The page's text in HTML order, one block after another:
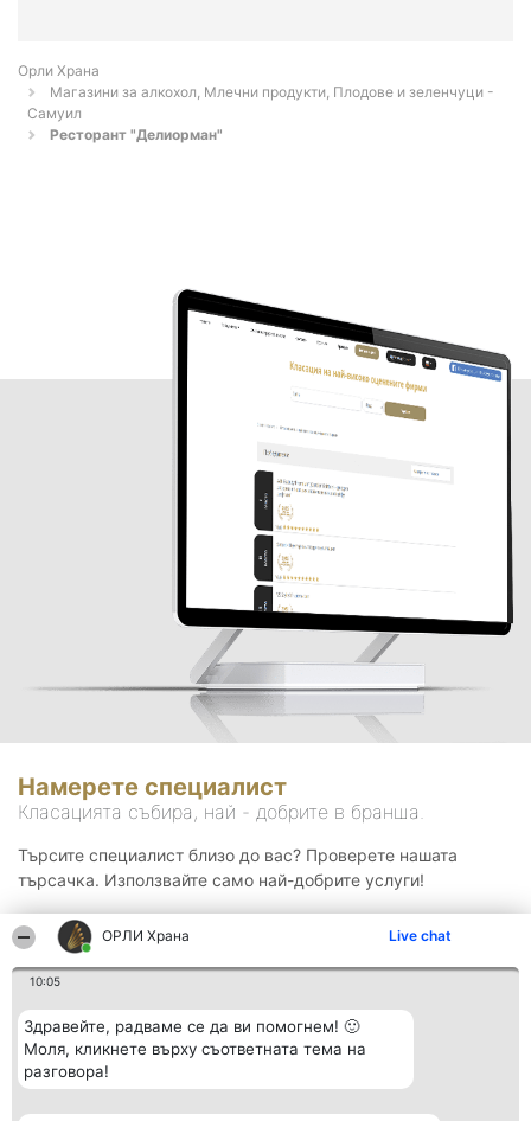
ОРЛИ Храна Live chat
10:05
Здравейте, радваме се да ви помогнем! 🙂
Моля, кликнете върху съответната тема на
разговора!
Орли Храна
Магазини за алкохол, Млечни продукти, Плодове и зеленчуци -
Самуил
Ресторант "Делиорман"
Намерете специалист
Класацията събира, най - добрите в бранша.
Търсите специалист близо до вас? Проверете нашата
търсачка. Използвайте само най-добрите услуги!